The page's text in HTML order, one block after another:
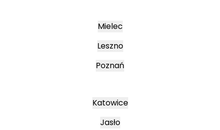
Mielec
Leszno
Poznań
Katowice
Jasło